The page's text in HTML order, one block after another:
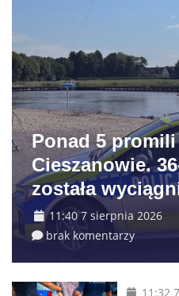
Ponad 5
Cieszanowie.
została
11:40 7 sierpnia 2026
brak komentarzy
11:32